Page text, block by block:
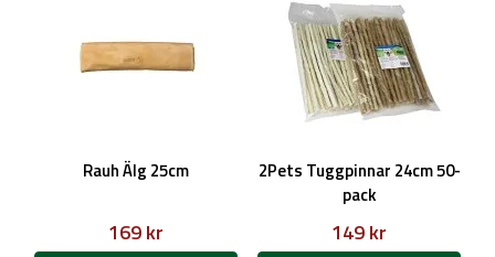
Rauh Älg 25cm
169 kr
2Pets Tuggpinnar 24cm 50-
pack
149 kr